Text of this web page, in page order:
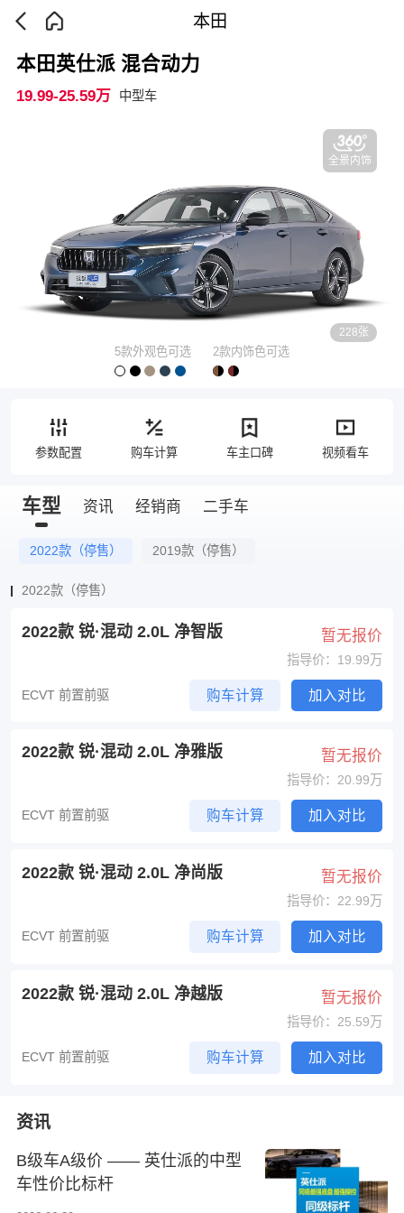
本田
全景内饰
228张
本田英仕派 混合动力
19.99-25.59万 中型车
5款外观色可选 2款内饰色可选
参数配置 购车计算 车主口碑 视频看车
车型 资讯 经销商 二手车
2022款（停售） 2019款（停售）
2022款（停售）
2022款 锐·混动 2.0L 净智版 暂无报价
指导价：19.99万
ECVT 前置前驱 购车计算 加入对比
2022款 锐·混动 2.0L 净雅版 暂无报价
指导价：20.99万
ECVT 前置前驱 购车计算 加入对比
2022款 锐·混动 2.0L 净尚版 暂无报价
指导价：22.99万
ECVT 前置前驱 购车计算 加入对比
2022款 锐·混动 2.0L 净越版 暂无报价
指导价：25.59万
ECVT 前置前驱 购车计算 加入对比
资讯
B级车A级价 —— 英仕派的中型
车性价比标杆